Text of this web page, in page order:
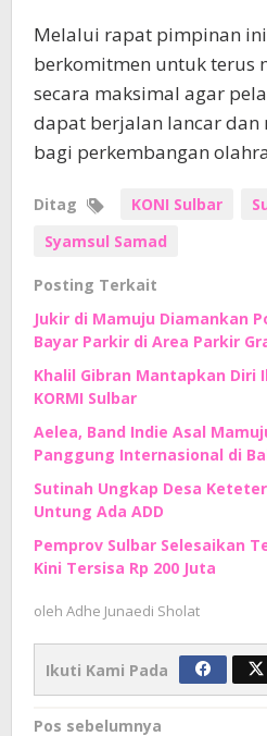
Melalui rapat pimpinan
berkomitmen untuk terus
secara maksimal agar
dapat berjalan lancar
bagi perkembangan
Ditag KONI Sulbar
Syamsul Samad
Posting Terkait
Jukir di Mamuju Diamankan
Bayar Parkir di Area Parkir
Khalil Gibran Mantapkan Diri
KORMI Sulbar
Aelea, Band Indie Asal
Panggung Internasional di
Sutinah Ungkap Desa
Untung Ada ADD
Pemprov Sulbar Selesaikan
Kini Tersisa Rp 200 Juta
oleh Adhe Junaedi Sholat
Ikuti Kami Pada
Pos sebelumnya